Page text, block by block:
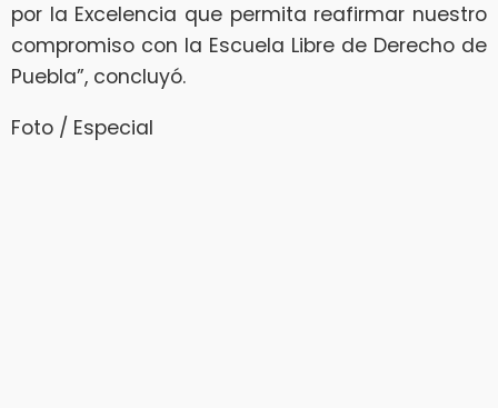
por la Excelencia que permita reafirmar nuestro
compromiso con la Escuela Libre de Derecho de
Puebla”, concluyó.
Foto / Especial